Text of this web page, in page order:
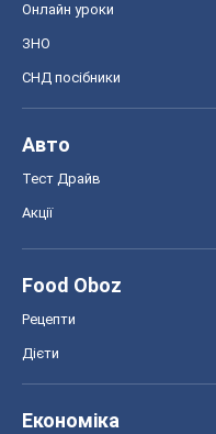
Онлайн уроки
ЗНО
СНД посібники
Авто
Тест Драйв
Акції
Food Oboz
Рецепти
Дієти
Економіка